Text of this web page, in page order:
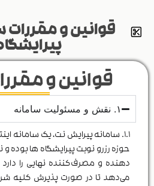
قوانین و مقررات
قوانین و
۱. نقش و مسئولیت سامانه
۱.۱. سامانه پیرایش نت، یک سامانه
حوزه رزرو نوبت پیرایشگاه ها
دهنده و مصرف‌کننده نهایی را
می‌دهد تا در صورت پذیرش کلیه